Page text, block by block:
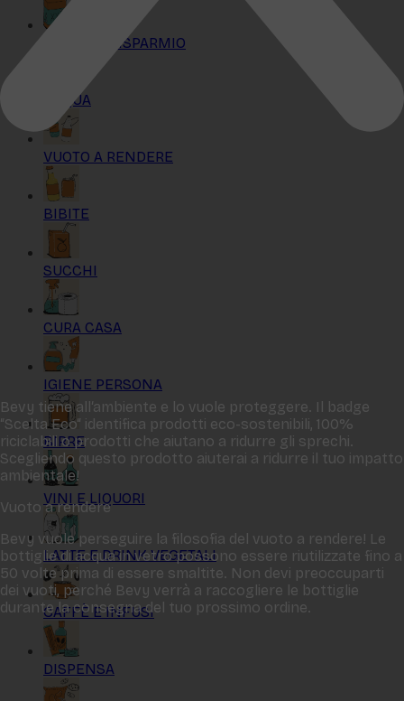
KIT MAXI RISPARMIO
ACQUA
VUOTO A RENDERE
BIBITE
SUCCHI
CURA CASA
IGIENE PERSONA
BIRRE
VINI E LIQUORI
LATTE E DRINK VEGETALI
CAFFÈ E INFUSI
DISPENSA
Bevy tiene all‘ambiente e lo vuole proteggere. Il badge
“Scelta Eco“ identifica prodotti eco-sostenibili, 100%
riciclabili o prodotti che aiutano a ridurre gli sprechi.
Scegliendo questo prodotto aiuterai a ridurre il tuo impatto
ambientale!
Vuoto a rendere
Bevy vuole perseguire la filosofia del vuoto a rendere! Le
bottiglie di acqua in vetro possono essere riutilizzate fino a
50 volte prima di essere smaltite. Non devi preoccuparti
dei vuoti, perché Bevy verrà a raccogliere le bottiglie
durante la consegna del tuo prossimo ordine.